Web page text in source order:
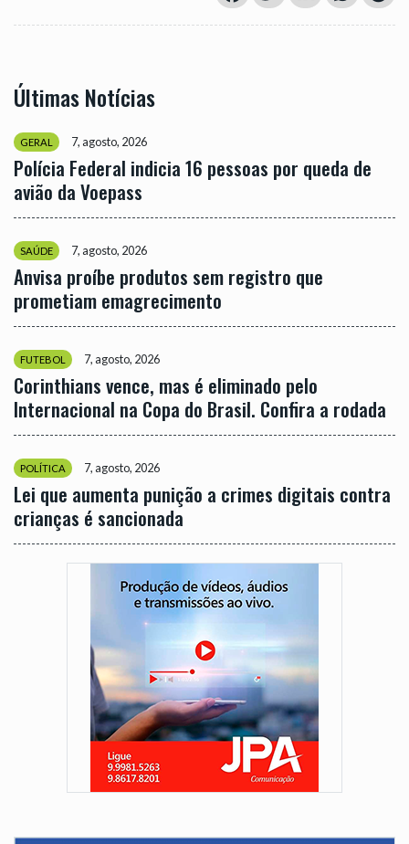
Últimas Notícias
GERAL 7, agosto, 2026
Polícia Federal indicia 16 pessoas por queda de
avião da Voepass
SAÚDE 7, agosto, 2026
Anvisa proíbe produtos sem registro que
prometiam emagrecimento
FUTEBOL 7, agosto, 2026
Corinthians vence, mas é eliminado pelo
Internacional na Copa do Brasil. Confira a rodada
POLÍTICA 7, agosto, 2026
Lei que aumenta punição a crimes digitais contra
crianças é sancionada